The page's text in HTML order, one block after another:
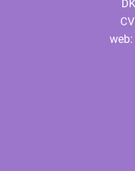
web: